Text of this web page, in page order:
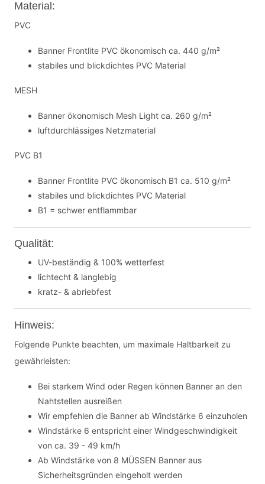
Material:
PVC
Banner Frontlite PVC ökonomisch ca. 440 g/m²
stabiles und blickdichtes PVC Material
MESH
Banner ökonomisch Mesh Light ca. 260 g/m²
luftdurchlässiges Netzmaterial
PVC B1
Banner Frontlite PVC ökonomisch B1 ca. 510 g/m²
stabiles und blickdichtes PVC Material
B1 = schwer entflammbar
Qualität:
UV-beständig & 100% wetterfest
lichtecht & langlebig
kratz- & abriebfest
Hinweis:
Folgende Punkte beachten, um maximale Haltbarkeit zu
gewährleisten:
Bei starkem Wind oder Regen können Banner an den
Nahtstellen ausreißen
Wir empfehlen die Banner ab Windstärke 6 einzuholen
Windstärke 6 entspricht einer Windgeschwindigkeit
von ca. 39 - 49 km/h
Ab Windstärke von 8 MÜSSEN Banner aus
Sicherheitsgründen eingeholt werden